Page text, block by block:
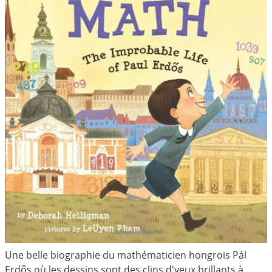
Une belle biographie du mathématicien hongrois Pál